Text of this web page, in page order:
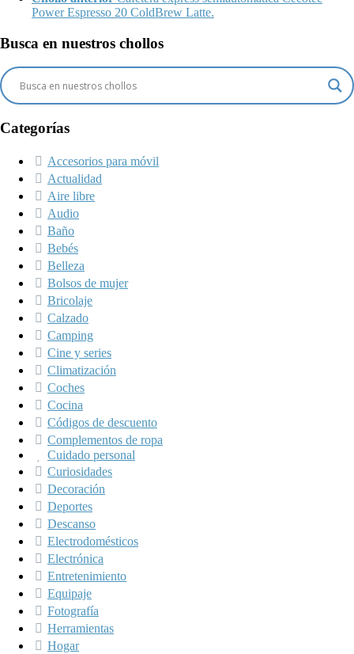
Power Espresso 20 ColdBrew Latte.
Busca en nuestros chollos
Categorías
Accesorios para móvil
Actualidad
Aire libre
Audio
Baño
Bebés
Belleza
Bolsos de mujer
Bricolaje
Calzado
Camping
Cine y series
Climatización
Coches
Cocina
Códigos de descuento
Complementos de ropa
Cuidado personal
Curiosidades
Decoración
Deportes
Descanso
Electrodomésticos
Electrónica
Entretenimiento
Equipaje
Fotografía
Herramientas
Hogar